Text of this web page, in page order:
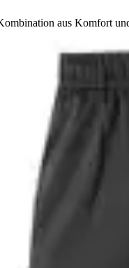
aus Komfort